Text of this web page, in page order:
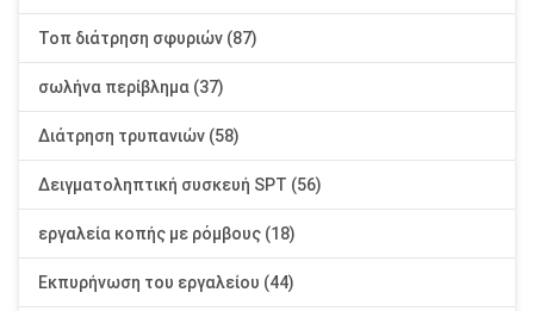
Τοπ διάτρηση σφυριών (87)
σωλήνα περίβλημα (37)
Διάτρηση τρυπανιών (58)
Δειγματοληπτική συσκευή SPT (56)
εργαλεία κοπής με ρόμβους (18)
Εκπυρήνωση του εργαλείου (44)